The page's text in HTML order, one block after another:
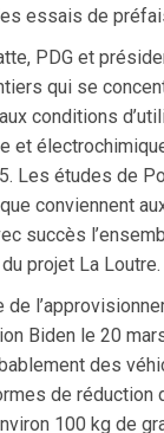
essais de
PDG et
qui se
conditions
et
Les études de
conviennent
succès
projet La Loutre.
de
Biden le 20
des
de réduction
100 kg de